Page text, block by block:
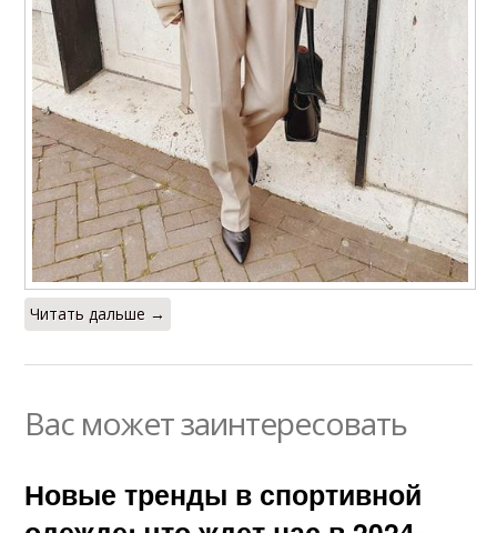
Читать дальше →
Вас может заинтересовать
Новые тренды в спортивной